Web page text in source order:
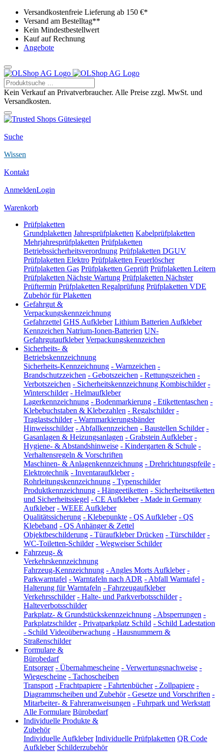
Versandkostenfreie Lieferung ab 150 €*
Versand am Bestelltag**
Kein Mindestbestellwert
Kauf auf Rechnung
Angebote
Kein Verkauf an Privatverbraucher. Alle Preise zzgl. MwSt. und
Versandkosten.
Suche
Wissen
Kontakt
AnmeldenLogin
Warenkorb
Prüfplaketten
Grundplaketten Jahresprüfplaketten Kabelprüfplaketten
Mehrjahresprüfplaketten Prüfplaketten
Betriebssicherheitsverordnung Prüfplaketten DGUV
Prüfplaketten Elektro Prüfplaketten Feuerlöscher
Prüfplaketten Gas Prüfplaketten Geprüft Prüfplaketten Leitern
Prüfplaketten Nächste Wartung Prüfplaketten Nächster
Prüftermin Prüfplaketten Regalprüfung Prüfplaketten VDE
Zubehör für Plaketten
Gefahrgut &
Verpackungskennzeichnung
Gefahrzettel GHS Aufkleber Lithium Batterien Aufkleber
Kennzeichen Natrium-Ionen-Batterien UN-
Gefahrgutaufkleber Verpackungskennzeichen
Sicherheits- &
Betriebskennzeichnung
Sicherheits-Kennzeichnung - Warnzeichen -
Brandschutzzeichen - Gebotszeichen - Rettungszeichen -
Verbotszeichen - Sicherheitskennzeichnung Kombischilder -
Winterschilder - Helmaufkleber
Lagerkennzeichnung - Bodenmarkierung - Etikettentaschen -
Klebebuchstaben & Klebezahlen - Regalschilder -
Traglastschilder - Warnmarkierungsbänder
Hinweisschilder - Abfallkennzeichen - Baustellen Schilder -
Gasanlagen & Heizungsanlagen - Grabstein Aufkleber -
Hygiene- & Abstandshinweise - Kindergarten & Schule -
Verhaltensregeln & Vorschriften
Maschinen- & Anlagenkennzeichnung - Drehrichtungspfeile -
Elektrotechnik - Inventaraufkleber -
Rohrleitungskennzeichnung - Typenschilder
Produktkennzeichnung - Hängeetiketten - Sicherheitsetiketten
und Sicherheitssiegel - CE Aufkleber - Made in Germany
Aufkleber - WEEE Aufkleber
Qualitätssicherung - Klebepunkte - QS Aufkleber - QS
Klebeband - QS Anhänger & Zettel
Objektbeschilderung - Türaufkleber Drücken - Türschilder -
WC-Toiletten-Schilder - Wegweiser Schilder
Fahrzeug- &
Verkehrskennzeichnung
Fahrzeug-Kennzeichnung - Angles Morts Aufkleber -
Parkwarntafel - Warntafeln nach ADR - Abfall Warntafel -
Halterung für Warntafeln - Fahrzeugaufkleber
Verkehrsschilder - Halte- und Parkverbotsschilder -
Halteverbotsschilder
Parkplatz- & Grundstückskennzeichnung - Absperrungen -
Parkplatzschilder - Privatparkplatz Schild - Schild Ladestation
- Schild Videoüberwachung - Hausnummern &
Straßenschilder
Formulare &
Bürobedarf
Entsorger - Übernahmescheine - Verwertungsnachweise -
Wiegescheine - Tachoscheiben
Transport - Frachtpapiere - Fahrtenbücher - Zollpapiere -
Diagrammscheiben und Zubehör - Gesetze und Vorschriften -
Mitarbeiter- & Fahreranweisungen - Fuhrpark und Werkstatt
Alle Formulare Bürobedarf
Individuelle Produkte &
Zubehör
Individuelle Aufkleber Individuelle Prüfplaketten QR Code
Aufkleber Schilderzubehör